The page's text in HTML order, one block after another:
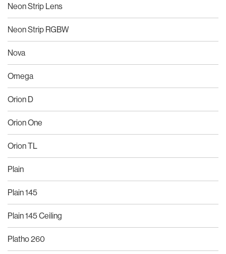
Neon Strip Lens
Neon Strip RGBW
Nova
Omega
Orion D
Orion One
Orion TL
Plain
Plain 145
Plain 145 Ceiling
Platho 260